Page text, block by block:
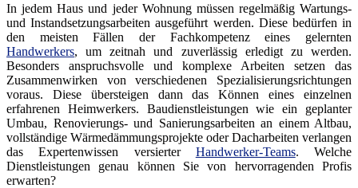
In jedem Haus und jeder Wohnung müssen regelmäßig Wartungs-
und Instandsetzungsarbeiten ausgeführt werden. Diese bedürfen in
den meisten Fällen der Fachkompetenz eines gelernten
Handwerkers, um zeitnah und zuverlässig erledigt zu werden.
Besonders anspruchsvolle und komplexe Arbeiten setzen das
Zusammenwirken von verschiedenen Spezialisierungsrichtungen
voraus. Diese übersteigen dann das Können eines einzelnen
erfahrenen Heimwerkers. Baudienstleistungen wie ein geplanter
Umbau, Renovierungs- und Sanierungsarbeiten an einem Altbau,
vollständige Wärmedämmungsprojekte oder Dacharbeiten verlangen
das Expertenwissen versierter Handwerker-Teams. Welche
Dienstleistungen genau können Sie von hervorragenden Profis
erwarten?